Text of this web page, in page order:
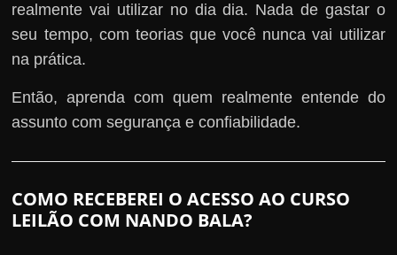
realmente vai utilizar no dia dia. Nada de gastar o
seu tempo, com teorias que você nunca vai utilizar
na prática.
Então, aprenda com quem realmente entende do
assunto com segurança e confiabilidade.
COMO RECEBEREI O ACESSO AO CURSO
LEILÃO COM NANDO BALA?